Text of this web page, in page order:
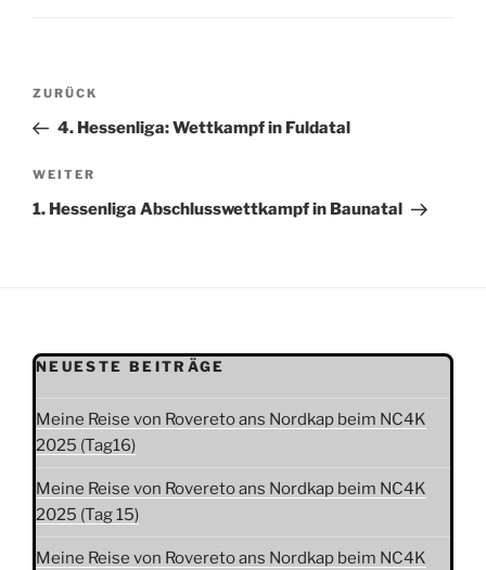
Beitragsnavigation
Vorheriger
Beitrag
ZURÜCK
4. Hessenliga: Wettkampf in Fuldatal
Nächster
Beitrag
WEITER
1. Hessenliga Abschlusswettkampf in Baunatal
NEUESTE BEITRÄGE
Meine Reise von Rovereto ans Nordkap beim NC4K
2025 (Tag16)
Meine Reise von Rovereto ans Nordkap beim NC4K
2025 (Tag 15)
Meine Reise von Rovereto ans Nordkap beim NC4K